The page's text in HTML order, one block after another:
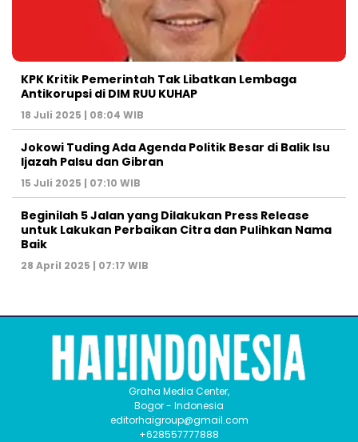
KPK Kritik Pemerintah Tak Libatkan Lembaga
Antikorupsi di DIM RUU KUHAP
18 Juli 2025 | 08:04 WIB
Jokowi Tuding Ada Agenda Politik Besar di Balik Isu
Ijazah Palsu dan Gibran
15 Juli 2025 | 07:10 WIB
Beginilah 5 Jalan yang Dilakukan Press Release
untuk Lakukan Perbaikan Citra dan Pulihkan Nama
Baik
28 April 2025 | 07:17 WIB
Graha Media Center,
Bogor - Indonesia
editorhaigroup@gmail.com
+628557777888